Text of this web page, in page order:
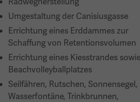
Umgestaltung der Canisiusgasse
Errichtung eines Erddammes zur
Schaffung von Retentionsvolumen
Errichtung eines Kiesstrandes
Beachvolleyballplatzes
Seilfähren, Rutschen, Sonnensegel,
Wasserfontäne, Trinkbrunnen,